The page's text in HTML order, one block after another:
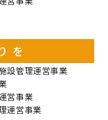
を
設管理運営事業
営事業
運営事業